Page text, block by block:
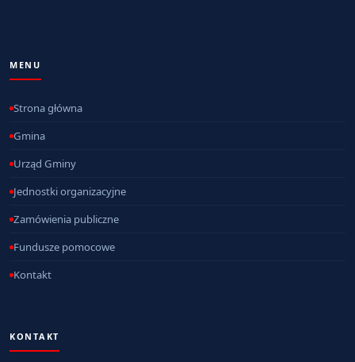
MENU
Strona główna
Gmina
Urząd Gminy
Jednostki organizacyjne
Zamówienia publiczne
Fundusze pomocowe
Kontakt
KONTAKT